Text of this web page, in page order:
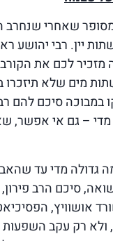
שאחרי שנחרב
יין. רבי
מזכיר לכם את
מים שלא
סיכם להם
– גם אי אפשר,
גדולה מדי עד
סיכם הרב
אושוויץ,
רק עקב